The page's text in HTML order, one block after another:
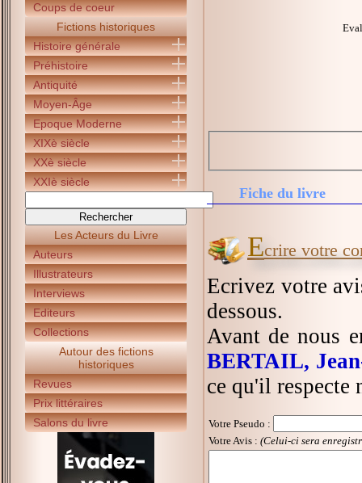
Coups de coeur
Fictions historiques
Histoire générale
Préhistoire
Antiquité
Moyen-Âge
Epoque Moderne
XIXè siècle
XXè siècle
XXIè siècle
Les Acteurs du Livre
Auteurs
Illustrateurs
Interviews
Editeurs
Collections
Autour des fictions
historiques
Revues
Prix littéraires
Salons du livre
Fiche du livre
Ecrire votre
Ecrivez votre
dessous.
Avant de nous
BERTAIL,
ce qu'il respecte
Votre Pseudo :
Votre Avis : (Celui-ci sera